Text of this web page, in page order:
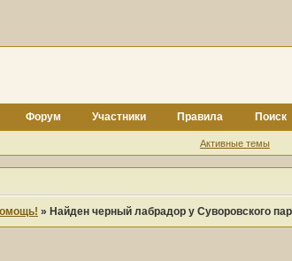
Форум Участники Правила Поиск
Активные темы
» Найден черный лабрадор у Суворовского